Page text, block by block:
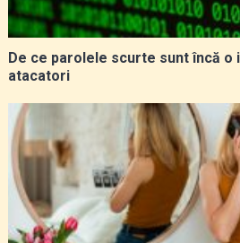
De ce parolele scurte sunt încă o
atacatori